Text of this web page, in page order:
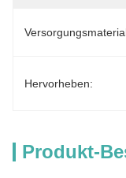
Hervorheben:
Produkt-